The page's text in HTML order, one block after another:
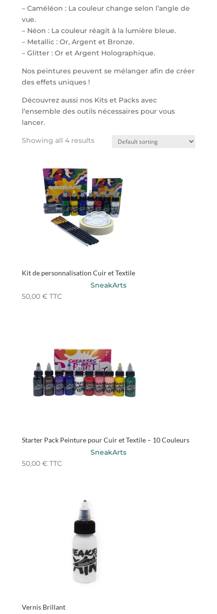
– Caméléon : La couleur change selon l’angle de
vue.
– Néon : La couleur réagit à la lumière bleue.
– Metallic : Or, Argent et Bronze.
– Glitter : Or et Argent Holographique.
Nos peintures peuvent se mélanger afin de créer
des effets uniques !
Découvrez aussi nos Kits et Packs avec
l’ensemble des outils nécessaires pour vous
lancer.
Showing all 4 results
Kit de personnalisation Cuir et Textile
SneakArts
50,00 € TTC
Starter Pack Peinture pour Cuir et Textile – 10 Couleurs
SneakArts
50,00 € TTC
Vernis Brillant